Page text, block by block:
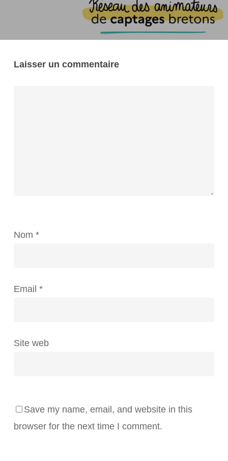
Laisser un commentaire
Nom *
Email *
Site web
Save my name, email, and website in this
browser for the next time I comment.